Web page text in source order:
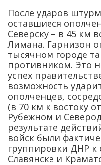
После ударов
оставшиеся
Северску – в 45 км
Лимана. Гарнизон
тысячном городе
противником. Это
успех
возможность
ополченцев,
(в 70 км к востоку
Рубежном и
результате
войск были
группировки ДНР к
Славянске и